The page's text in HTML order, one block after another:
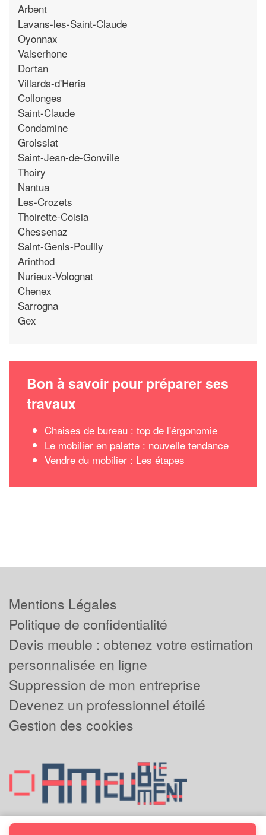
Arbent
Lavans-les-Saint-Claude
Oyonnax
Valserhone
Dortan
Villards-d'Heria
Collonges
Saint-Claude
Condamine
Groissiat
Saint-Jean-de-Gonville
Thoiry
Nantua
Les-Crozets
Thoirette-Coisia
Chessenaz
Saint-Genis-Pouilly
Arinthod
Nurieux-Volognat
Chenex
Sarrogna
Gex
Bon à savoir pour préparer ses
travaux
Chaises de bureau : top de l'érgonomie
Le mobilier en palette : nouvelle tendance
Vendre du mobilier : Les étapes
Mentions Légales
Politique de confidentialité
Devis meuble : obtenez votre estimation
personnalisée en ligne
Suppression de mon entreprise
Devenez un professionnel étoilé
Gestion des cookies